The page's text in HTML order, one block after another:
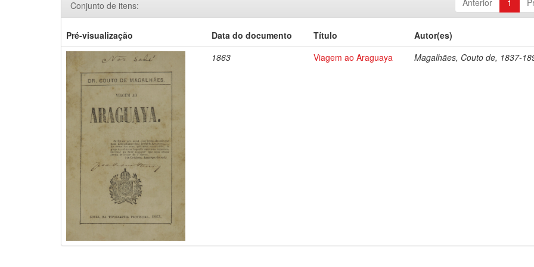
Anterior 1
Conjunto de itens:
Pré-visualização Data do documento Título
Autor(es)
1863
Viagem ao Araguaya Magalhães, Couto de, 1837-